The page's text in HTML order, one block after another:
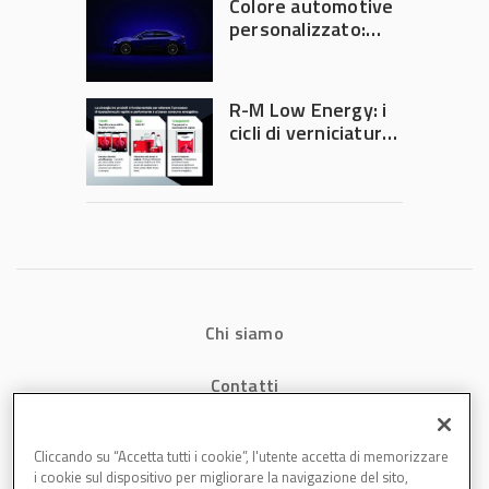
Colore automotive
personalizzato:
diventa ingegneria
di precisione
R-M Low Energy: i
cicli di verniciatura
tempi e costi in
Chi siamo
Contatti
Cliccando su “Accetta tutti i cookie”, l'utente accetta di memorizzare
i cookie sul dispositivo per migliorare la navigazione del sito,